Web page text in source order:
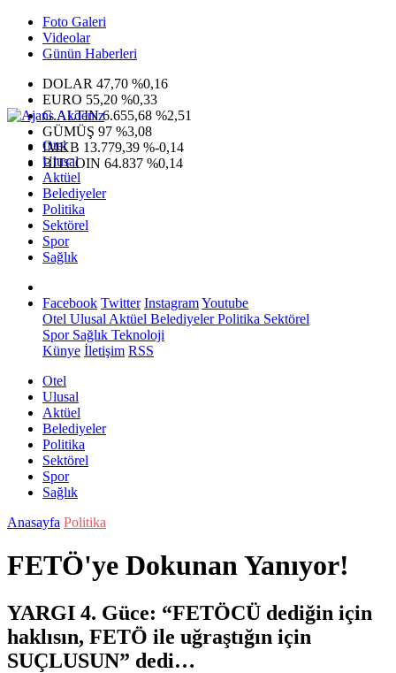
Foto Galeri
Videolar
Günün Haberleri
DOLAR 47,70 %0,16
EURO 55,20 %0,33
G.ALTIN6.655,68 %2,51
GÜMÜŞ 97 %3,08
IMKB 13.779,39 %-0,14
BITCOIN 64.837 %0,14
Otel
Ulusal
Aktüel
Belediyeler
Politika
Sektörel
Spor
Sağlık
Facebook Twitter InstagramYoutube
Otel Ulusal Aktüel BelediyelerPolitika Sektörel
SporSağlık Teknoloji
Künye İletişim RSS
Otel
Ulusal
Aktüel
Belediyeler
Politika
Sektörel
Spor
Sağlık
Anasayfa Politika
FETÖ'ye Dokunan Yanıyor!
YARGI 4. Güce: “FETÖCÜ dediğin için
haklısın, FETÖ ile uğraştığın için
SUÇLUSUN” dedi…